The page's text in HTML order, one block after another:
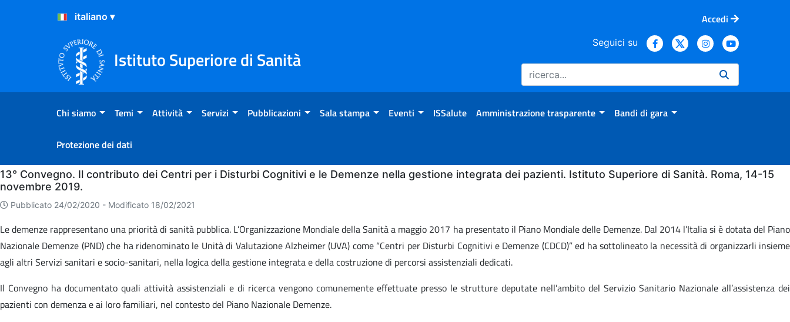
Salta al Contenuto
Salta al Footer
Accedi
Istituto Superiore di Sanità
Seguici su
Chi siamo Temi Attività Servizi Pubblicazioni Sala stampa Eventi ISSalute Amministrazione trasparente Bandi di gara
Protezione dei dati
Home
13° Convegno. Il contributo dei Centri per i Disturbi Cognitivi e le Demenze nella gestione integrata dei pazienti. Istituto Superiore di Sanità. Roma, 14-15
novembre 2019.
Pubblicato 24/02/2020 - Modificato 18/02/2021
Le demenze rappresentano una priorità di sanità pubblica. L’Organizzazione Mondiale della Sanità a maggio 2017 ha presentato il Piano Mondiale delle Demenze. Dal 2014 l’Italia si è dotata del Piano
Nazionale Demenze (PND) che ha ridenominato le Unità di Valutazione Alzheimer (UVA) come “Centri per Disturbi Cognitivi e Demenze (CDCD)” ed ha sottolineato la necessità di organizzarli insieme
agli altri Servizi sanitari e socio-sanitari, nella logica della gestione integrata e della costruzione di percorsi assistenziali dedicati.
Il Convegno ha documentato quali attività assistenziali e di ricerca vengono comunemente effettuate presso le strutture deputate nell’ambito del Servizio Sanitario Nazionale all’assistenza dei
pazienti con demenza e ai loro familiari, nel contesto del Piano Nazionale Demenze.